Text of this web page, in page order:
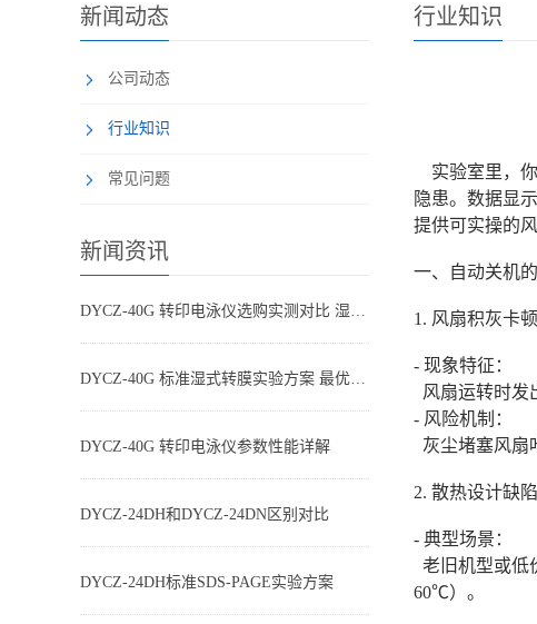
新闻动态
公司动态
行业知识
常见问题
新闻资讯
DYCZ-40G 转印电泳仪选购实测对比 湿转设备怎么选不踩坑
DYCZ-40G 标准湿式转膜实验方案 最优参数搭配
DYCZ-40G 转印电泳仪参数性能详解
DYCZ-24DH和DYCZ-24DN区别对比
DYCZ-24DH标准SDS-PAGE实验方案
行业知识
实验室里，你
隐患。数据显
提供可实操的
一、自动关机
1. 风扇积灰卡顿
- 现象特征：
风扇运转时发
- 风险机制：
灰尘堵塞风扇
2. 散热设计缺陷
- 典型场景：
老旧机型或低
60℃）。